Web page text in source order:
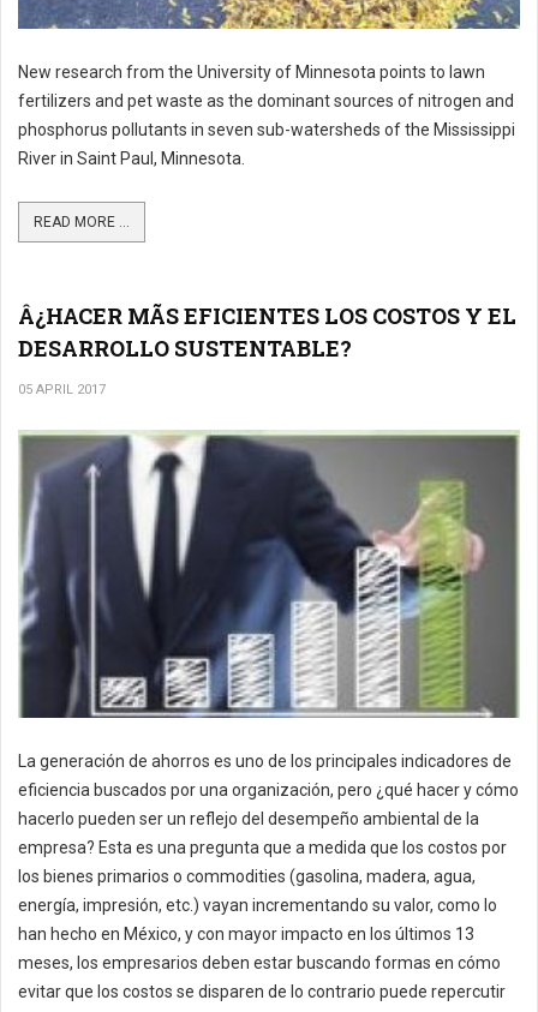
New research from the University of Minnesota points to lawn
fertilizers and pet waste as the dominant sources of nitrogen and
phosphorus pollutants in seven sub-watersheds of the Mississippi
River in Saint Paul, Minnesota.
READ MORE ...
Â¿HACER MÃS EFICIENTES LOS COSTOS Y EL
DESARROLLO SUSTENTABLE?
05 APRIL 2017
La generación de ahorros es uno de los principales indicadores de
eficiencia buscados por una organización, pero ¿qué hacer y cómo
hacerlo pueden ser un reflejo del desempeño ambiental de la
empresa? Esta es una pregunta que a medida que los costos por
los bienes primarios o commodities (gasolina, madera, agua,
energía, impresión, etc.) vayan incrementando su valor, como lo
han hecho en México, y con mayor impacto en los últimos 13
meses, los empresarios deben estar buscando formas en cómo
evitar que los costos se disparen de lo contrario puede repercutir